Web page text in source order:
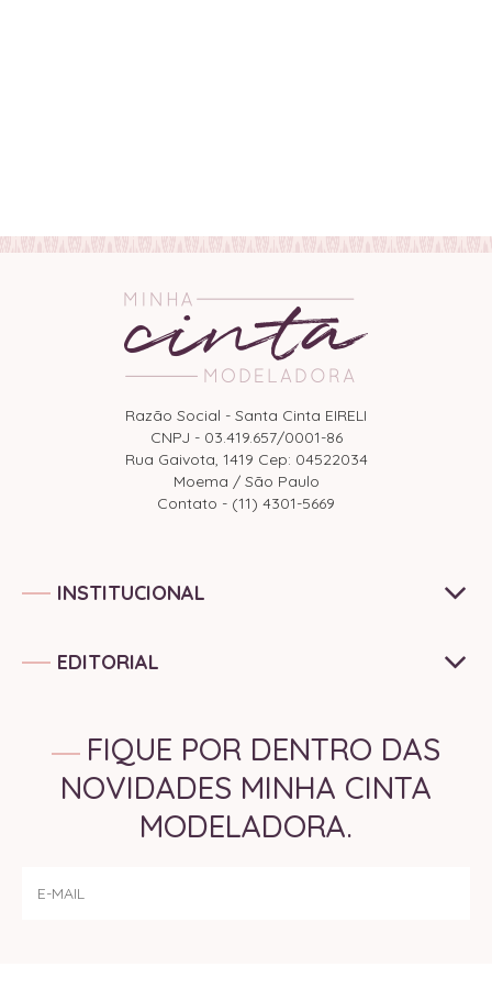
Razão Social - Santa Cinta EIRELI
CNPJ - 03.419.657/0001-86
Rua Gaivota, 1419 Cep: 04522034
Moema / São Paulo
Contato - (11) 4301-5669
INSTITUCIONAL
EDITORIAL
FIQUE POR DENTRO DAS
NOVIDADES MINHA CINTA
MODELADORA.